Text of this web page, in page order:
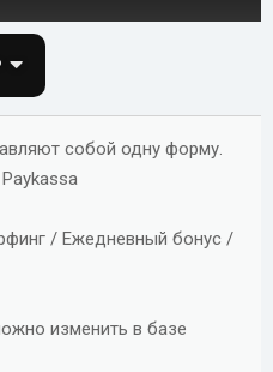
собой одну форму.
/ Ежедневный бонус /
изменить в базе